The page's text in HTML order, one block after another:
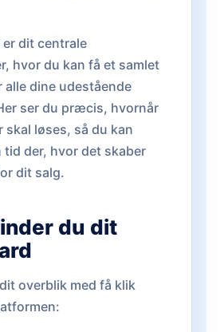
dit centrale
hvor du kan få et samlet
alle dine udestående
ser du præcis, hvornår
skal løses, så du kan
tid der, hvor det skaber
dit salg.
du dit
overblik med få klik